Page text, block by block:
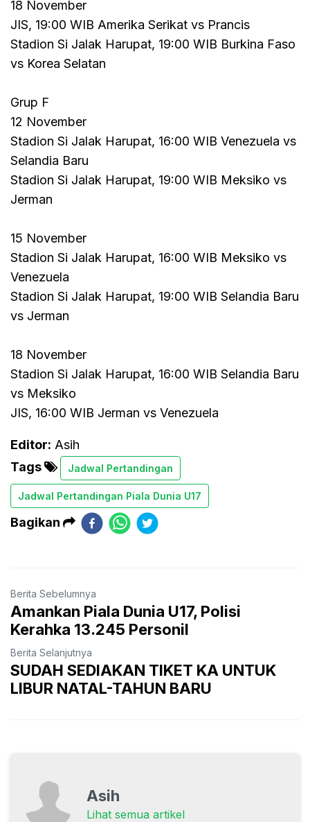
18 November
JIS, 19:00 WIB Amerika Serikat vs Prancis
Stadion Si Jalak Harupat, 19:00 WIB Burkina Faso
vs Korea Selatan
Grup F
12 November
Stadion Si Jalak Harupat, 16:00 WIB Venezuela vs
Selandia Baru
Stadion Si Jalak Harupat, 19:00 WIB Meksiko vs
Jerman
15 November
Stadion Si Jalak Harupat, 16:00 WIB Meksiko vs
Venezuela
Stadion Si Jalak Harupat, 19:00 WIB Selandia Baru
vs Jerman
18 November
Stadion Si Jalak Harupat, 16:00 WIB Selandia Baru
vs Meksiko
JIS, 16:00 WIB Jerman vs Venezuela
Editor: Asih
Tags
Jadwal Pertandingan
Jadwal Pertandingan Piala Dunia U17
Bagikan
Berita Sebelumnya
Amankan Piala Dunia U17, Polisi
Kerahka 13.245 Personil
Berita Selanjutnya
SUDAH SEDIAKAN TIKET KA UNTUK
LIBUR NATAL-TAHUN BARU
Asih
Lihat semua artikel